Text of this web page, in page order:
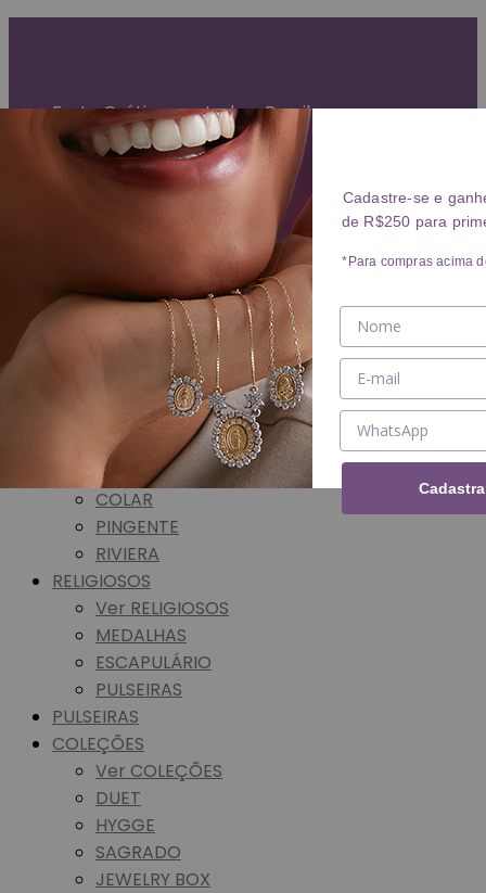
Frete Grátis para todo o Brasil
ALIANÇA
BRINCOS
Ver BRINCOS
ARGOLA
PIERCING
COLARES
Ver COLARES
COLAR
PINGENTE
RIVIERA
RELIGIOSOS
Ver RELIGIOSOS
MEDALHAS
ESCAPULÁRIO
PULSEIRAS
PULSEIRAS
COLEÇÕES
Ver COLEÇÕES
DUET
HYGGE
SAGRADO
JEWELRY BOX
Cadastre-se e
de R$250 para
*Para compras acima